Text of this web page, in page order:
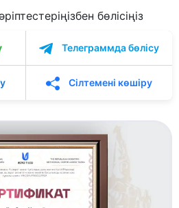
бөлісіңіз
Телеграммда бөлісу
Сілтемені көшіру